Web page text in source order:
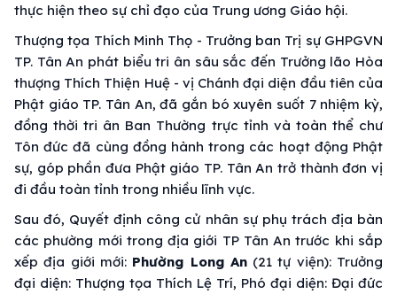
thực hiện theo sự chỉ đạo của Trung ương Giáo hội.
Thượng tọa Thích Minh Thọ - Trưởng ban Trị sự GHPGVN
TP. Tân An phát biểu tri ân sâu sắc đến Trưởng lão Hòa
thượng Thích Thiện Huệ - vị Chánh đại diện đầu tiên của
Phật giáo TP. Tân An, đã gắn bó xuyên suốt 7 nhiệm kỳ,
đồng thời tri ân Ban Thường trực tỉnh và toàn thể chư
Tôn đức đã cùng đồng hành trong các hoạt động Phật
sự, góp phần đưa Phật giáo TP. Tân An trở thành đơn vị
đi đầu toàn tỉnh trong nhiều lĩnh vực.
Sau đó, Quyết định công cử nhân sự phụ trách địa bàn
các phường mới trong địa giới TP Tân An trước khi sắp
xếp địa giới mới: Phường Long An(21 tự viện): Trưởng
đại diện: Thượng tọa Thích Lệ Trí, Phó đại diện: Đại đức